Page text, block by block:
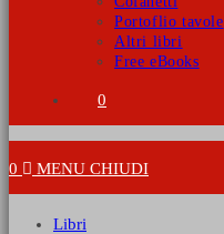
Portoflio tavole
Altri libri
Free eBooks
0
0 MENU CHIUDI
Libri